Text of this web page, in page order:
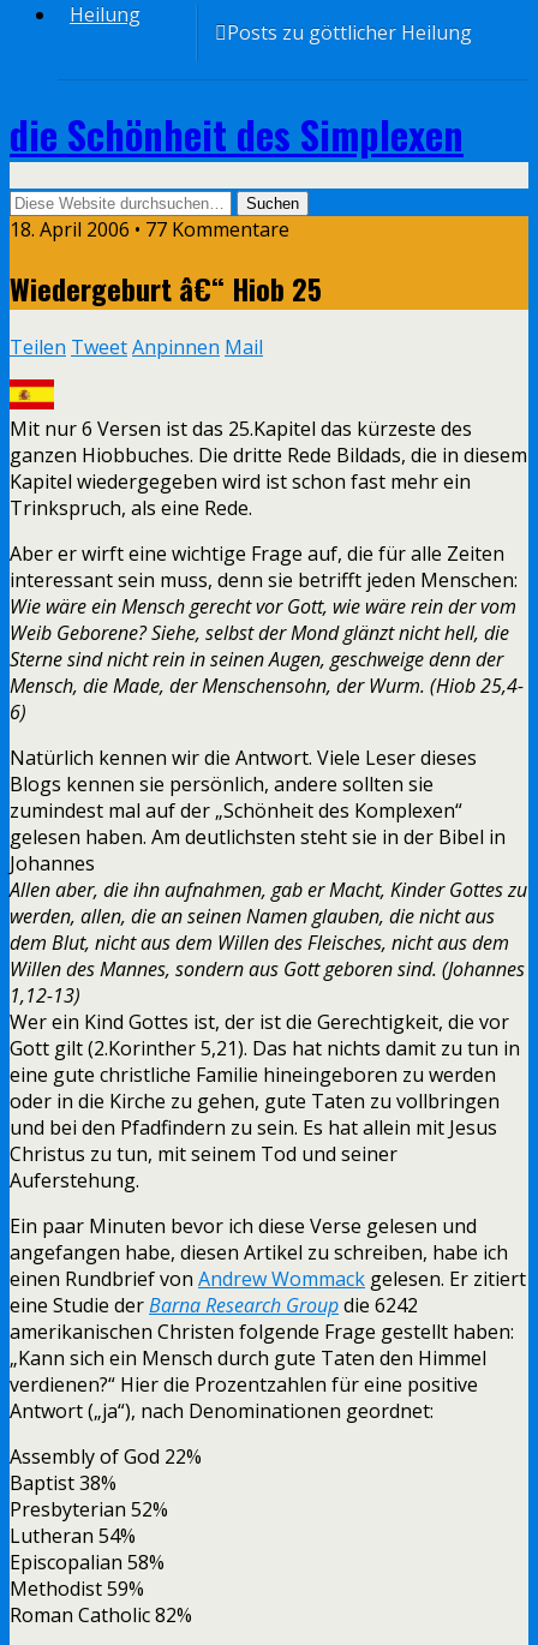
Heilung
Posts zu göttlicher Heilung
die Schönheit des Simplexen
18. April 2006 • 77 Kommentare
Wiedergeburt â€“ Hiob 25
Teilen TweetAnpinnen Mail
Mit nur 6 Versen ist das 25.Kapitel das kürzeste des
ganzen Hiobbuches. Die dritte Rede Bildads, die in diesem
Kapitel wiedergegeben wird ist schon fast mehr ein
Trinkspruch, als eine Rede.
Aber er wirft eine wichtige Frage auf, die für alle Zeiten
interessant sein muss, denn sie betrifft jeden Menschen:
Wie wäre ein Mensch gerecht vor Gott, wie wäre rein der vom
Weib Geborene? Siehe, selbst der Mond glänzt nicht hell, die
Sterne sind nicht rein in seinen Augen, geschweige denn der
Mensch, die Made, der Menschensohn, der Wurm. (Hiob 25,4-
6)
Natürlich kennen wir die Antwort. Viele Leser dieses
Blogs kennen sie persönlich, andere sollten sie
zumindest mal auf der „Schönheit des Komplexen“
gelesen haben. Am deutlichsten steht sie in der Bibel in
Johannes
Allen aber, die ihn aufnahmen, gab er Macht, Kinder Gottes zu
werden, allen, die an seinen Namen glauben, die nicht aus
dem Blut, nicht aus dem Willen des Fleisches, nicht aus dem
Willen des Mannes, sondern aus Gott geboren sind. (Johannes
1,12-13)
Wer ein Kind Gottes ist, der ist die Gerechtigkeit, die vor
Gott gilt (2.Korinther 5,21). Das hat nichts damit zu tun in
eine gute christliche Familie hineingeboren zu werden
oder in die Kirche zu gehen, gute Taten zu vollbringen
und bei den Pfadfindern zu sein. Es hat allein mit Jesus
Christus zu tun, mit seinem Tod und seiner
Auferstehung.
Ein paar Minuten bevor ich diese Verse gelesen und
angefangen habe, diesen Artikel zu schreiben, habe ich
einen Rundbrief von Andrew Wommack gelesen. Er zitiert
eine Studie derBarna Research Groupdie 6242
amerikanischen Christen folgende Frage gestellt haben:
„Kann sich ein Mensch durch gute Taten den Himmel
verdienen?“ Hier die Prozentzahlen für eine positive
Antwort („ja“), nach Denominationen geordnet:
Assembly of God 22%
Baptist 38%
Presbyterian 52%
Lutheran 54%
Episcopalian 58%
Methodist 59%
Roman Catholic 82%